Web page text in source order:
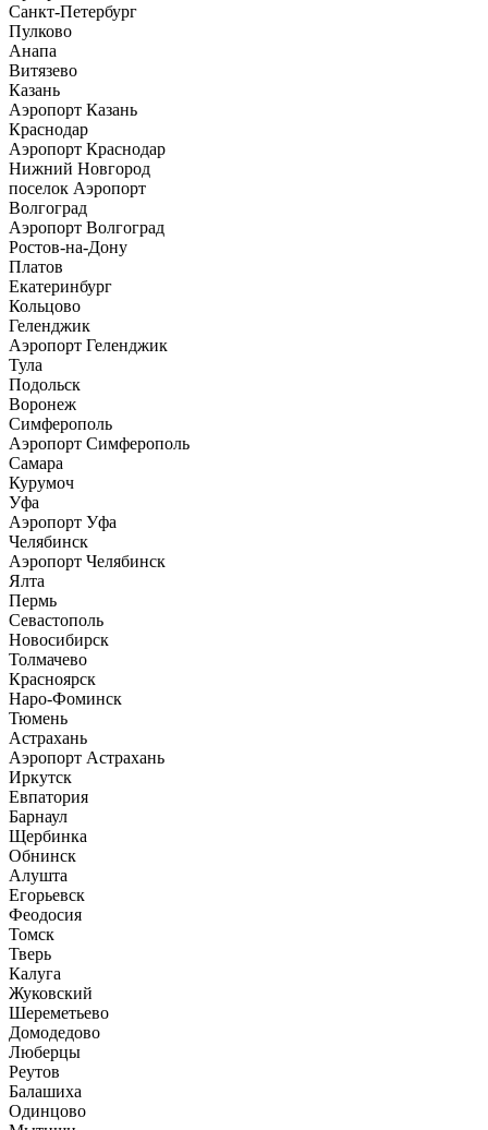
Санкт-Петербург
Пулково
Анапа
Витязево
Казань
Аэропорт Казань
Краснодар
Аэропорт Краснодар
Нижний Новгород
поселок Аэропорт
Волгоград
Аэропорт Волгоград
Ростов-на-Дону
Платов
Екатеринбург
Кольцово
Геленджик
Аэропорт Геленджик
Тула
Подольск
Воронеж
Симферополь
Аэропорт Симферополь
Самара
Курумоч
Уфа
Аэропорт Уфа
Челябинск
Аэропорт Челябинск
Ялта
Пермь
Севастополь
Новосибирск
Толмачево
Красноярск
Наро-Фоминск
Тюмень
Астрахань
Аэропорт Астрахань
Иркутск
Евпатория
Барнаул
Щербинка
Обнинск
Алушта
Егорьевск
Феодосия
Томск
Тверь
Калуга
Жуковский
Шереметьево
Домодедово
Люберцы
Реутов
Балашиха
Одинцово